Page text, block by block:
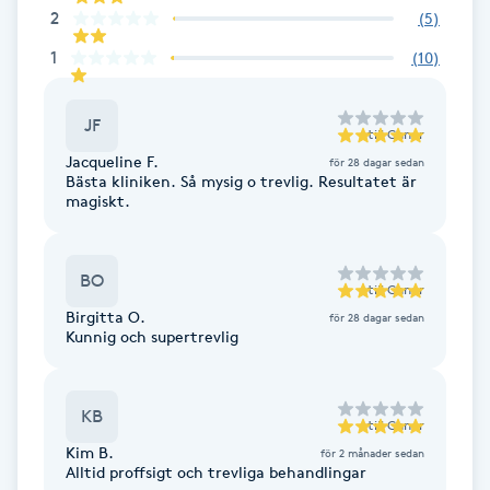
Face framing
Fet hårbotten
Fibromassage
Fotmassage
2 (5)
1 (10)
JF till Chnor
Jacqueline F. för 28 dagar sedan
Bästa kliniken. Så mysig o trevlig. Resultatet är
magiskt.
BO till Chnor
Birgitta O. för 28 dagar sedan
Kunnig och supertrevlig
KB till Chnor
Kim B. för 2 månader sedan
Alltid proffsigt och trevliga behandlingar